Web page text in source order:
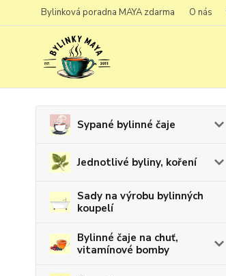
Bylinková poradna MAYA zdarma O nás
Sypané bylinné čaje
Jednotlivé byliny, koření
Sady na výrobu bylinných
koupelí
Bylinné čaje na chuť,
vitamínové bomby